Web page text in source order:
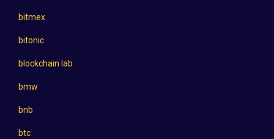
bitmex
bitonic
blockchain lab
bmw
bnb
btc